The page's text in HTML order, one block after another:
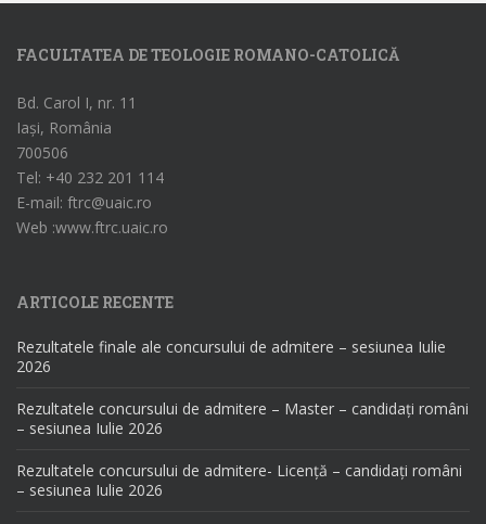
FACULTATEA DE TEOLOGIE ROMANO-CATOLICĂ
Bd. Carol I, nr. 11
Iași, România
700506
Tel: +40 232 201 114
E-mail: ftrc@uaic.ro
Web :www.ftrc.uaic.ro
ARTICOLE RECENTE
Rezultatele finale ale concursului de admitere – sesiunea Iulie
2026
Rezultatele concursului de admitere – Master – candidați români
– sesiunea Iulie 2026
Rezultatele concursului de admitere- Licență – candidați români
– sesiunea Iulie 2026